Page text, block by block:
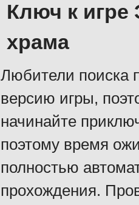
Ключ к игре
храма
Любители поиска
версию игры,
начинайте
поэтому время
полностью
прохождения.